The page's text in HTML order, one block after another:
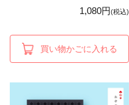
1,080円(税込)
買い物かごに入れる